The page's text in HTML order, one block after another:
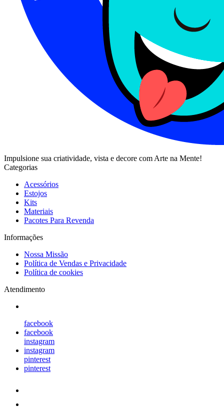
Impulsione sua criatividade, vista e decore com Arte na Mente!
Categorias
Acessórios
Estojos
Kits
Materiais
Pacotes Para Revenda
Informações
Nossa Missão
Política de Vendas e Privacidade
Política de cookies
Atendimento
facebook
facebook
instagram
instagram
pinterest
pinterest